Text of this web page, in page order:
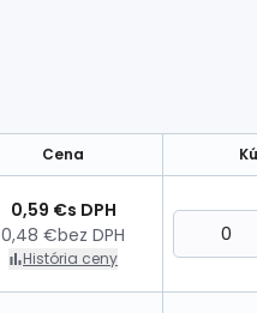
Cena
0,48 €bez DPH
0,59 €s DPH
História ceny